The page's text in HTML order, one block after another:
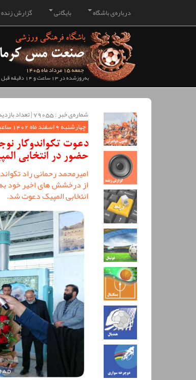
گزارش زنده بایگانی درباره‌ی باشگاه
جمعه 15 مرداد ماه 1405
به‌روزشده در 13 ساعت و 14 دقیقه قبل
شماره‌ی خبر : ‌79055 | تعداد بازدید : 755
چهارشنبه 9 اسفند ماه 1402 ساعت 11:55
دعوت تکواندوکار
حضور در انتخابی
امیرمحمد رحمانی راد
از درخشش های اخیر خود
انتخابی المپیک دعوت شد.